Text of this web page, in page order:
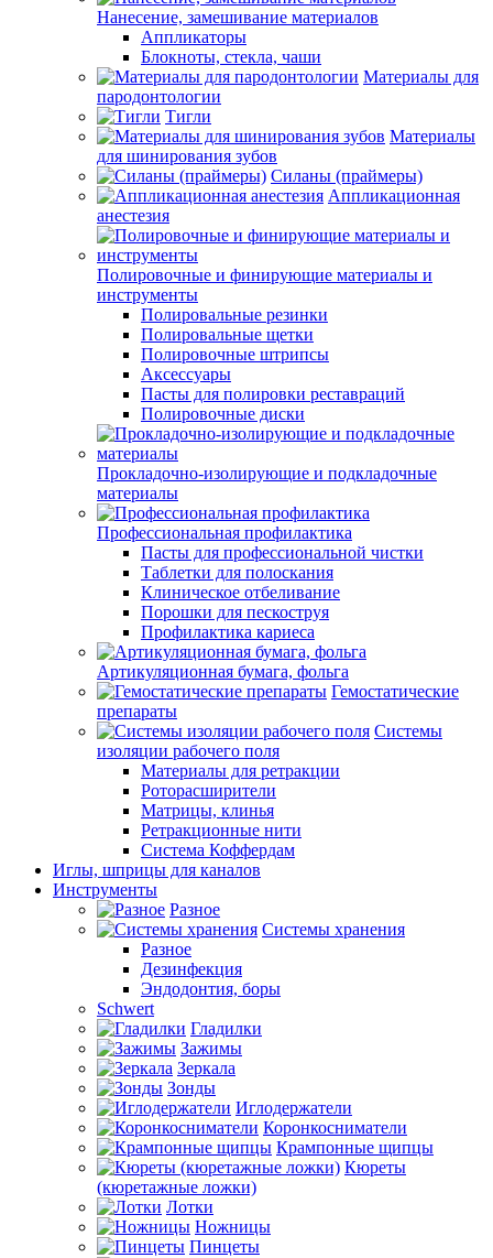
Нанесение, замешивание материалов
Аппликаторы
Блокноты, стекла, чаши
Материалы для
пародонтологии
Тигли
Материалы
для шинирования зубов
Силаны (праймеры)
Аппликационная
анестезия
Полировочные и финирующие материалы и
инструменты
Полировальные резинки
Полировальные щетки
Полировочные штрипсы
Аксессуары
Пасты для полировки реставраций
Полировочные диски
Прокладочно-изолирующие и подкладочные
материалы
Профессиональная профилактика
Пасты для профессиональной чистки
Таблетки для полоскания
Клиническое отбеливание
Порошки для пескоструя
Профилактика кариеса
Артикуляционная бумага, фольга
Гемостатические
препараты
Системы
изоляции рабочего поля
Материалы для ретракции
Роторасширители
Матрицы, клинья
Ретракционные нити
Система Коффердам
Иглы, шприцы для каналов
Инструменты
Разное
Системы хранения
Разное
Дезинфекция
Эндодонтия, боры
Schwert
Гладилки
Зажимы
Зеркала
Зонды
Иглодержатели
Коронкосниматели
Крампонные щипцы
Кюреты
(кюретажные ложки)
Лотки
Ножницы
Пинцеты